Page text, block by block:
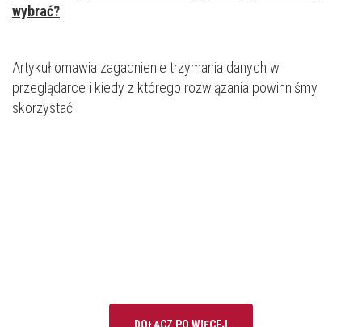
wybrać?
Artykuł omawia zagadnienie trzymania danych w
przeglądarce i kiedy z którego rozwiązania powinniśmy
skorzystać.